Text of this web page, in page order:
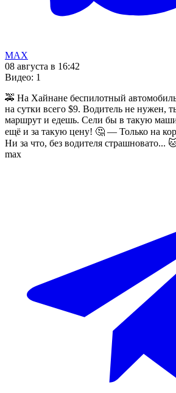
MAX
08 августа в 16:42
Видео: 1
🚕 На Хайнане беспилотный
на сутки всего $9. Водитель не нужен,
маршрут и едешь. Сели бы в такую
ещё и за такую цену! 🤔 — Только на
Ни за что, без водителя страшновато...
max